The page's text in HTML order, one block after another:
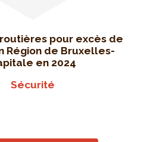
pour excès de
Région de Bruxelles-
en 2024
Sécurité